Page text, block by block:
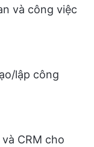
và công việc
lập công
CRM cho